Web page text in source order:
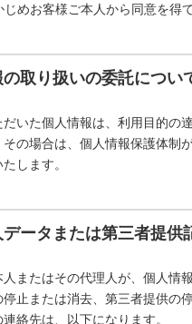
じめお客様ご本人から同意を得
取り扱いの委託につい
だいた個人情報は、利用目的の
その場合は、個人情報保護体制
します。
ータまたは第三者提供
人またはその代理人が、個人情
止または消去、第三者提供の
絡先は、以下になります。